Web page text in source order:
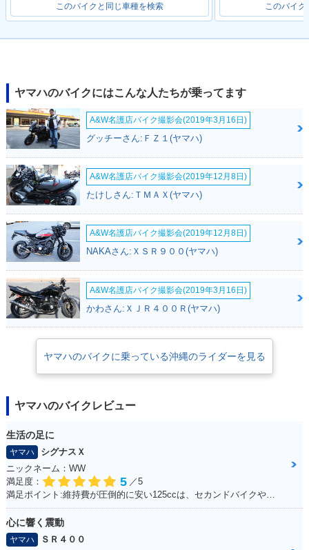
2017年 MT-25・カ
ラーチェンジ
2016年 MT-25・新
登場
このバイクと同じ車種を検索 このバイ
ヤマハのバイクにはこんな人たちが乗ってます
A&W名護店バイク撮影会(2019年3月16日)
グッチーさん:ＦＺ１(ヤマハ)
A&W名護店バイク撮影会(2019年12月8日)
たけしさん:ＴＭＡＸ(ヤマハ)
A&W名護店バイク撮影会(2019年12月8日)
NAKAさん:ＸＳＲ９００(ヤマハ)
A&W名護店バイク撮影会(2019年3月16日)
かわさん:ＸＪＲ４００Ｒ(ヤマハ)
ヤマハのバイクに乗っている沖縄のライダーを見る
ヤマハのバイクレビュー
生活の足に
ヤマハ
シグナスＸ
ニックネーム：WW
満足度：
5 ／5
満足ポイント:維持費が圧倒的に安い125ccは、セカンドバイクや通勤用としてオススメ。125ccスクーターの中でも、シグナスXの走行性能は力強く、普段の街乗りでは、力不足を感じる事はあまりない。 メットインも半ヘル2つなら余裕で入るので、収納性も抜群。
心に響く震動
ヤマハ
ＳＲ４００